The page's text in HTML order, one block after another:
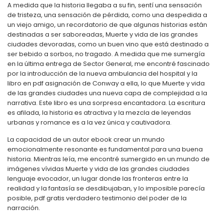
A medida que la historia llegaba a su fin, sentí una sensación
de tristeza, una sensación de pérdida, como una despedida a
un viejo amigo, un recordatorio de que algunas historias están
destinadas a ser saboreadas, Muerte y vida de las grandes
ciudades devoradas, como un buen vino que está destinado a
ser bebido a sorbos, no tragado. A medida que me sumergía
en la última entrega de Sector General, me encontré fascinado
por la introducción de la nueva ambulancia del hospital y la
libro en pdf asignación de Conway a ella, lo que Muerte y vida
de las grandes ciudades una nueva capa de complejidad a la
narrativa. Este libro es una sorpresa encantadora. La escritura
es afilada, la historia es atractiva y la mezcla de leyendas
urbanas y romance es a la vez única y cautivadora.
La capacidad de un autor ebook crear un mundo
emocionalmente resonante es fundamental para una buena
historia. Mientras leía, me encontré sumergido en un mundo de
imágenes vívidas Muerte y vida de las grandes ciudades
lenguaje evocador, un lugar donde las fronteras entre la
realidad y la fantasía se desdibujaban, y lo imposible parecía
posible, pdf gratis verdadero testimonio del poder de la
narración.